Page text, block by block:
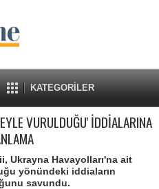
KATEGORİLER
VURULDUĞU' İDDİALARINA
Ukrayna Havayolları'na ait
yönündeki iddiaların
savundu.